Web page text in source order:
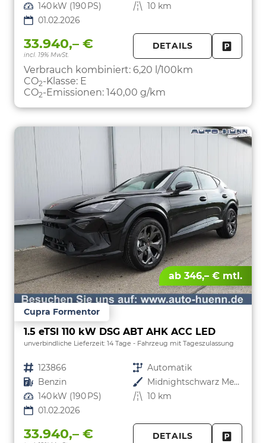
Leistung 140 kW (190 PS) Kilometerstand 10 km
01.02.2026
33.940,– €
incl. 19% MwSt.
DETAILS
Verbrauch kombiniert: 6,20 l/100km
CO2-Klasse: E
CO2-Emissionen: 140,00 g/km
ab 346,– € mtl.
Cupra Formentor
1.5 eTSI 110 kW DSG ABT AHK ACC LED
unverbindliche Lieferzeit: 14 Tage Fahrzeug mit Tageszulassung
Fahrzeugnr. 123866 Getriebe Automatik
Kraftstoff Benzin Außenfarbe
Midnightschwarz Metallic
Leistung 140 kW (190 PS) Kilometerstand 10 km
01.02.2026
33.940,– € DETAILS